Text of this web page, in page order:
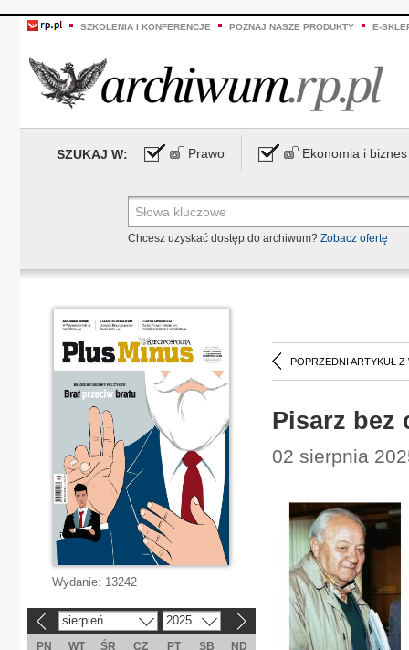
SZKOLENIA I KONFERENCJE POZNAJ NASZE PRODUKTY E-
SZUKAJ W: Prawo Ekonomia i biznes
Chcesz uzyskać dostęp do archiwum? Zobacz ofertę
POPRZEDNI ARTYKUŁ Z
Pisarz bez
02 sierpnia
Wydanie: 13242
sierpień 2025
PN WT ŚR CZ PT SB
ND